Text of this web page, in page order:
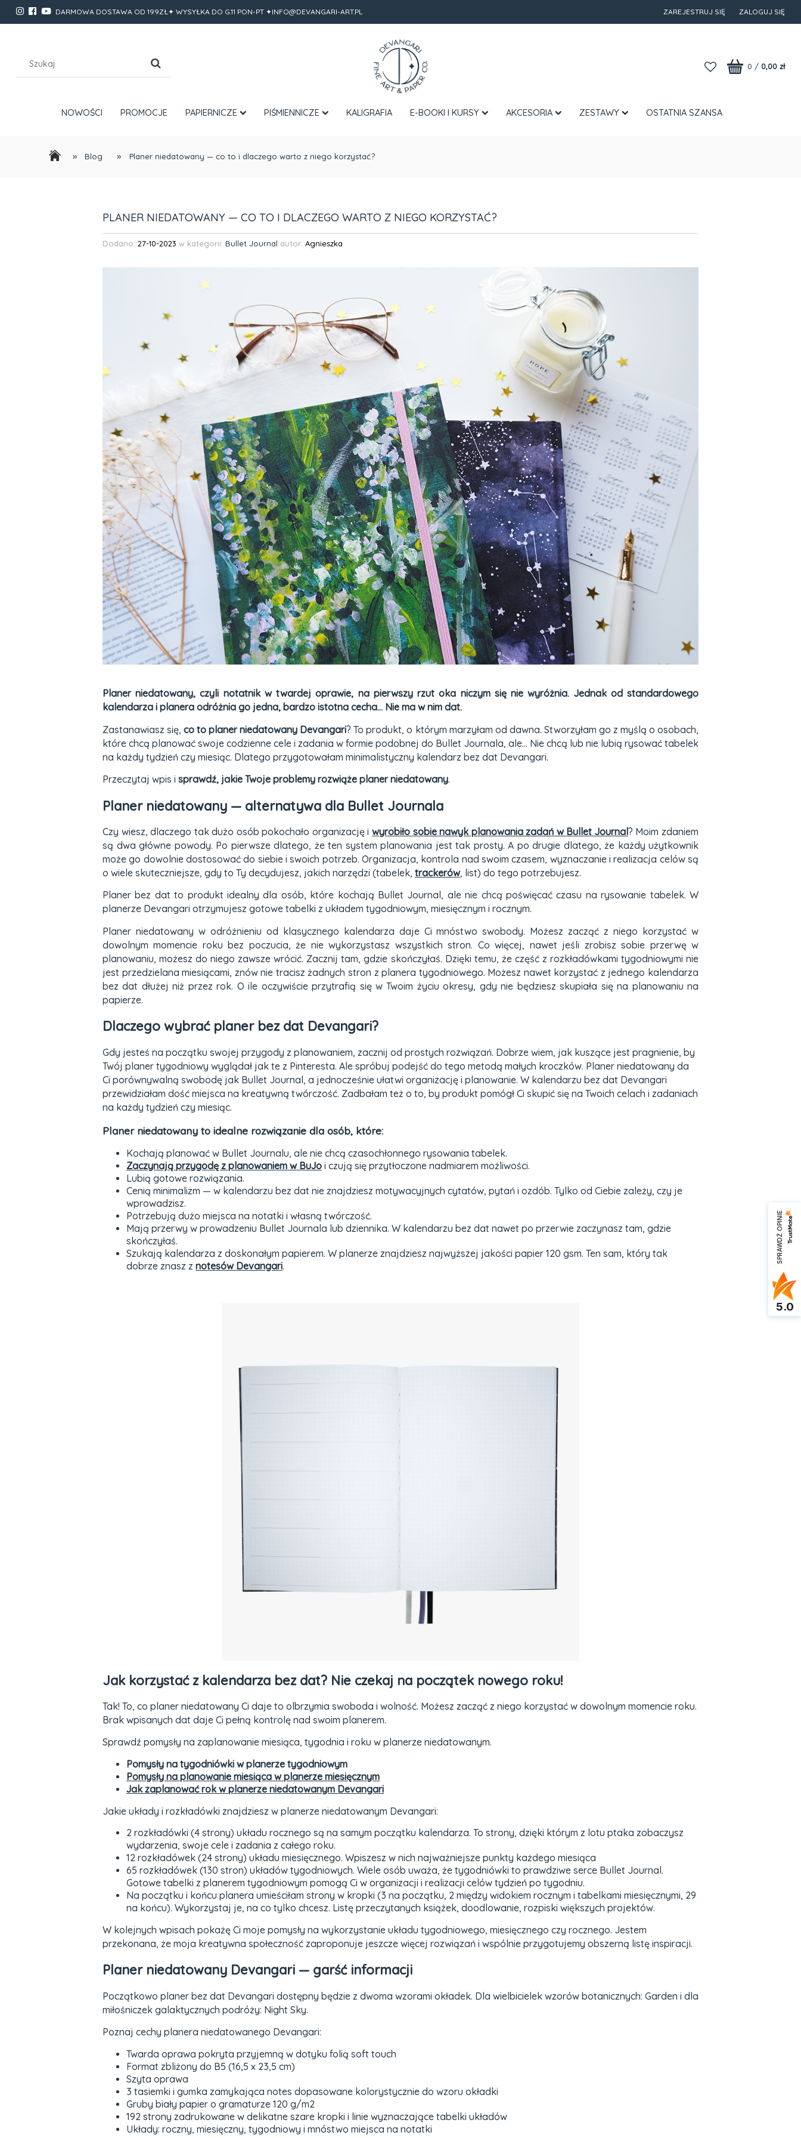
DARMOWA DOSTAWA OD 199ZŁ✦ WYSYŁKA DO G.11 PON-PT ✦INFO@DEVANGARI-ART.PL ZAREJESTRUJ SIĘ ZALOGUJ SIĘ
0 / 0,00 zł
NOWOŚCI PROMOCJE PAPIERNICZE PIŚMIENNICZE KALIGRAFIA E-BOOKI I KURSY AKCESORIA ZESTAWY OSTATNIA SZANSA
» Blog » Planer niedatowany — co to i dlaczego warto z niego korzystać?
PLANER NIEDATOWANY — CO TO I DLACZEGO WARTO Z NIEGO KORZYSTAĆ?
Dodano: 27-10-2023 w kategorii: Bullet Journal autor: Agnieszka
Planer niedatowany, czyli notatnik w twardej oprawie, na pierwszy rzut oka niczym się nie wyróżnia. Jednak od standardowego
kalendarza i planera odróżnia go jedna, bardzo istotna cecha... Nie ma w nim dat.
Zastanawiasz się,co to planer niedatowany Devangari? To produkt, o którym marzyłam od dawna. Stworzyłam go z myślą o osobach,
które chcą planować swoje codzienne cele i zadania w formie podobnej do Bullet Journala, ale... Nie chcą lub nie lubią rysować tabelek
na każdy tydzień czy miesiąc. Dlatego przygotowałam minimalistyczny kalendarz bez dat Devangari.
Przeczytaj wpis i sprawdź, jakie Twoje problemy rozwiąże planer niedatowany.
Planer niedatowany — alternatywa dla Bullet Journala
Czy wiesz, dlaczego tak dużo osób pokochało organizację i wyrobiło sobie nawyk planowania zadań w Bullet Journal? Moim zdaniem
są dwa główne powody. Po pierwsze dlatego, że ten system planowania jest tak prosty. A po drugie dlatego, że każdy użytkownik
może go dowolnie dostosować do siebie i swoich potrzeb. Organizacja, kontrola nad swoim czasem, wyznaczanie i realizacja celów są
o wiele skuteczniejsze, gdy to Ty decydujesz, jakich narzędzi (tabelek, trackerów, list) do tego potrzebujesz.
Planer bez dat to produkt idealny dla osób, które kochają Bullet Journal, ale nie chcą poświęcać czasu na rysowanie tabelek. W
planerze Devangari otrzymujesz gotowe tabelki z układem tygodniowym, miesięcznym i rocznym.
Planer niedatowany w odróżnieniu od klasycznego kalendarza daje Ci mnóstwo swobody. Możesz zacząć z niego korzystać w
dowolnym momencie roku bez poczucia, że nie wykorzystasz wszystkich stron. Co więcej, nawet jeśli zrobisz sobie przerwę w
planowaniu, możesz do niego zawsze wrócić. Zacznij tam, gdzie skończyłaś. Dzięki temu, że część z rozkładówkami tygodniowymi nie
jest przedzielana miesiącami, znów nie tracisz żadnych stron z planera tygodniowego. Możesz nawet korzystać z jednego kalendarza
bez dat dłużej niż przez rok. O ile oczywiście przytrafią się w Twoim życiu okresy, gdy nie będziesz skupiała się na planowaniu na
papierze.
Dlaczego wybrać planer bez dat Devangari?
Gdy jesteś na początku swojej przygody z planowaniem, zacznij od prostych rozwiązań. Dobrze wiem, jak kuszące jest pragnienie, by
Twój planer tygodniowy wyglądał jak te z Pinteresta. Ale spróbuj podejść do tego metodą małych kroczków. Planer niedatowany da
Ci porównywalną swobodę jak Bullet Journal, a jednocześnie ułatwi organizację i planowanie. W kalendarzu bez dat Devangari
przewidziałam dość miejsca na kreatywną twórczość. Zadbałam też o to, by produkt pomógł Ci skupić się na Twoich celach i zadaniach
na każdy tydzień czy miesiąc.
Planer niedatowany to idealne rozwiązanie dla osób, które:
Kochają planować w Bullet Journalu, ale nie chcą czasochłonnego rysowania tabelek.
Zaczynają przygodę z planowaniem w BuJo i czują się przytłoczone nadmiarem możliwości.
Lubią gotowe rozwiązania.
Cenią minimalizm — w kalendarzu bez dat nie znajdziesz motywacyjnych cytatów, pytań i ozdób. Tylko od Ciebie zależy, czy je
wprowadzisz.
Potrzebują dużo miejsca na notatki i własną twórczość.
Mają przerwy w prowadzeniu Bullet Journala lub dziennika. W kalendarzu bez dat nawet po przerwie zaczynasz tam, gdzie
skończyłaś.
Szukają kalendarza z doskonałym papierem. W planerze znajdziesz najwyższej jakości papier 120 gsm. Ten sam, który tak
dobrze znasz z notesów Devangari.
Jak korzystać z kalendarza bez dat? Nie czekaj na początek nowego roku!
Tak! To, co planer niedatowany Ci daje to olbrzymia swoboda i wolność. Możesz zacząć z niego korzystać w dowolnym momencie roku.
Brak wpisanych dat daje Ci pełną kontrolę nad swoim planerem.
Sprawdź pomysły na zaplanowanie miesiąca, tygodnia i roku w planerze niedatowanym.
Pomysły na tygodniówki w planerze tygodniowym
Pomysły na planowanie miesiąca w planerze miesięcznym
Jak zaplanować rok w planerze niedatowanym Devangari
Jakie układy i rozkładówki znajdziesz w planerze niedatowanym Devangari:
2 rozkładówki (4 strony) układu rocznego są na samym początku kalendarza. To strony, dzięki którym z lotu ptaka zobaczysz
wydarzenia, swoje cele i zadania z całego roku.
12 rozkładówek (24 strony) układu miesięcznego. Wpiszesz w nich najważniejsze punkty każdego miesiąca
65 rozkładówek (130 stron) układów tygodniowych. Wiele osób uważa, że tygodniówki to prawdziwe serce Bullet Journal.
Gotowe tabelki z planerem tygodniowym pomogą Ci w organizacji i realizacji celów tydzień po tygodniu.
Na początku i końcu planera umieściłam strony w kropki (3 na początku, 2 między widokiem rocznym i tabelkami miesięcznymi, 29
na końcu). Wykorzystaj je, na co tylko chcesz. Listę przeczytanych książek, doodlowanie, rozpiski większych projektów.
W kolejnych wpisach pokażę Ci moje pomysły na wykorzystanie układu tygodniowego, miesięcznego czy rocznego. Jestem
przekonana, że moja kreatywna społeczność zaproponuje jeszcze więcej rozwiązań i wspólnie przygotujemy obszerną listę inspiracji.
Planer niedatowany Devangari — garść informacji
Początkowo planer bez dat Devangari dostępny będzie z dwoma wzorami okładek. Dla wielbicielek wzorów botanicznych: Garden i dla
miłośniczek galaktycznych podróży: Night Sky.
Poznaj cechy planera niedatowanego Devangari:
Twarda oprawa pokryta przyjemną w dotyku folią soft touch
Format zbliżony do B5 (16,5 x 23,5 cm)
Szyta oprawa
3 tasiemki i gumka zamykająca notes dopasowane kolorystycznie do wzoru okładki
Gruby biały papier o gramaturze 120 g/m2
192 strony zadrukowane w delikatne szare kropki i linie wyznaczające tabelki układów
Układy: roczny, miesięczny, tygodniowy i mnóstwo miejsca na notatki
SPRAWDŹ OPINIE
5.0